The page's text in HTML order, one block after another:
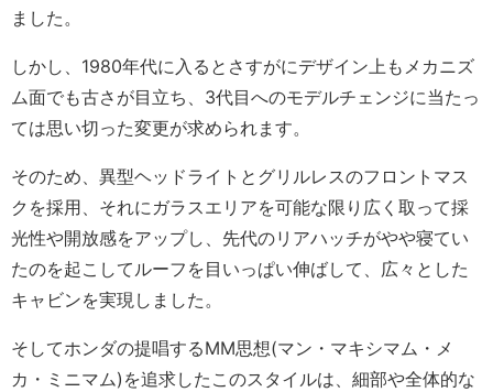
ました。
しかし、1980年代に入るとさすがにデザイン上もメカニズ
ム面でも古さが目立ち、3代目へのモデルチェンジに当たっ
ては思い切った変更が求められます。
そのため、異型ヘッドライトとグリルレスのフロントマス
クを採用、それにガラスエリアを可能な限り広く取って採
光性や開放感をアップし、先代のリアハッチがやや寝てい
たのを起こしてルーフを目いっぱい伸ばして、広々とした
キャビンを実現しました。
そしてホンダの提唱するMM思想(マン・マキシマム・メ
カ・ミニマム)を追求したこのスタイルは、細部や全体的な